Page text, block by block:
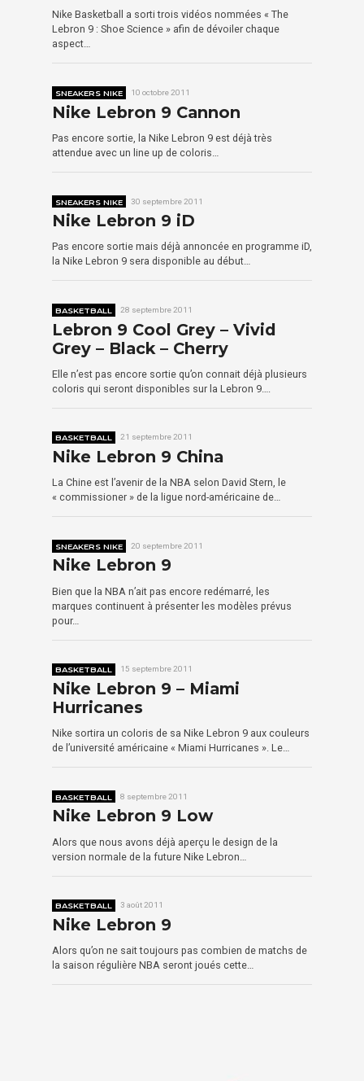
Nike Basketball a sorti trois vidéos nommées « The
Lebron 9 : Shoe Science » afin de dévoiler chaque
aspect…
SNEAKERS NIKE 10 octobre 2011
Nike Lebron 9 Cannon
Pas encore sortie, la Nike Lebron 9 est déjà très
attendue avec un line up de coloris…
SNEAKERS NIKE 30 septembre 2011
Nike Lebron 9 iD
Pas encore sortie mais déjà annoncée en programme iD,
la Nike Lebron 9 sera disponible au début…
BASKETBALL 28 septembre 2011
Lebron 9 Cool Grey – Vivid
Grey – Black – Cherry
Elle n’est pas encore sortie qu’on connait déjà plusieurs
coloris qui seront disponibles sur la Lebron 9….
BASKETBALL 21 septembre 2011
Nike Lebron 9 China
La Chine est l’avenir de la NBA selon David Stern, le
« commissioner » de la ligue nord-américaine de…
SNEAKERS NIKE 20 septembre 2011
Nike Lebron 9
Bien que la NBA n’ait pas encore redémarré, les
marques continuent à présenter les modèles prévus
pour…
BASKETBALL 15 septembre 2011
Nike Lebron 9 – Miami
Hurricanes
Nike sortira un coloris de sa Nike Lebron 9 aux couleurs
de l’université américaine « Miami Hurricanes ». Le…
BASKETBALL 8 septembre 2011
Nike Lebron 9 Low
Alors que nous avons déjà aperçu le design de la
version normale de la future Nike Lebron…
BASKETBALL 3 août 2011
Nike Lebron 9
Alors qu’on ne sait toujours pas combien de matchs de
la saison régulière NBA seront joués cette…